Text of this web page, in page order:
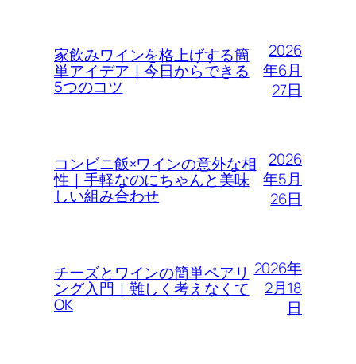
家飲みワインを格上げする簡
単アイデア｜今日からできる
5つのコツ
2026
年6月
27日
コンビニ飯×ワインの意外な相
性｜手軽なのにちゃんと美味
しい組み合わせ
2026
年5月
26日
チーズとワインの簡単ペアリ
ング入門｜難しく考えなくて
OK
2026年
2月18
日